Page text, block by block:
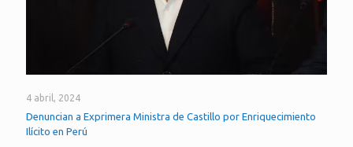
4 abril, 2024
Denuncian a Exprimera Ministra de Castillo por Enriquecimiento
Ilícito en Perú